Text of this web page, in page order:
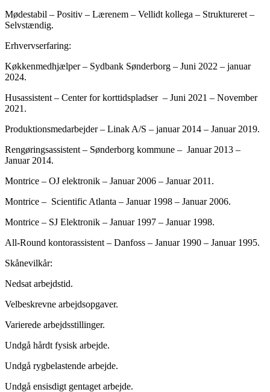
Mødestabil – Positiv – Lærenem – Vellidt kollega – Struktureret –
Selvstændig.
Erhvervserfaring:
Køkkenmedhjælper – Sydbank Sønderborg – Juni 2022 – januar
2024.
Husassistent – Center for korttidspladser – Juni 2021 – November
2021.
Produktionsmedarbejder – Linak A/S – januar 2014 – Januar 2019.
Rengøringsassistent – Sønderborg kommune – Januar 2013 –
Januar 2014.
Montrice – OJ elektronik – Januar 2006 – Januar 2011.
Montrice – Scientific Atlanta – Januar 1998 – Januar 2006.
Montrice – SJ Elektronik – Januar 1997 – Januar 1998.
All-Round kontorassistent – Danfoss – Januar 1990 – Januar 1995.
Skånevilkår:
Nedsat arbejdstid.
Velbeskrevne arbejdsopgaver.
Varierede arbejdsstillinger.
Undgå hårdt fysisk arbejde.
Undgå rygbelastende arbejde.
Undgå ensisdigt gentaget arbejde.